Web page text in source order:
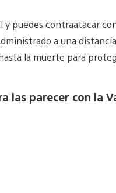
y puedes contraatacar
a una
la muerte para
las parecer con la